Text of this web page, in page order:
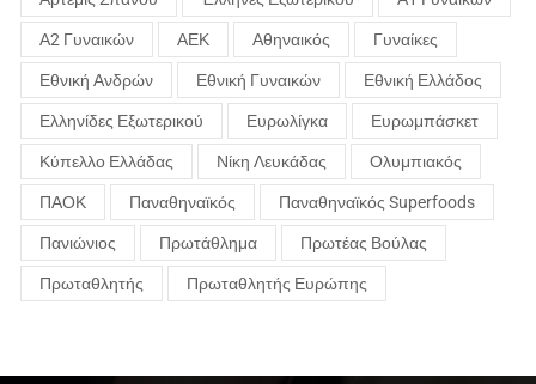
Α2 Γυναικών ΑΕΚ Αθηναικός Γυναίκες
Εθνική Ανδρών Εθνική Γυναικών Εθνική Ελλάδος
Ελληνίδες Εξωτερικού Ευρωλίγκα Ευρωμπάσκετ
Κύπελλο Ελλάδας Νίκη Λευκάδας Ολυμπιακός
ΠΑΟΚ Παναθηναϊκός Παναθηναϊκός Superfoods
Πανιώνιος Πρωτάθλημα Πρωτέας Βούλας
Πρωταθλητής Πρωταθλητής Ευρώπης